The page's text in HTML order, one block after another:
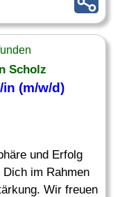
Scholz
(m/w/d)
und Erfolg
im Rahmen
Wir freuen